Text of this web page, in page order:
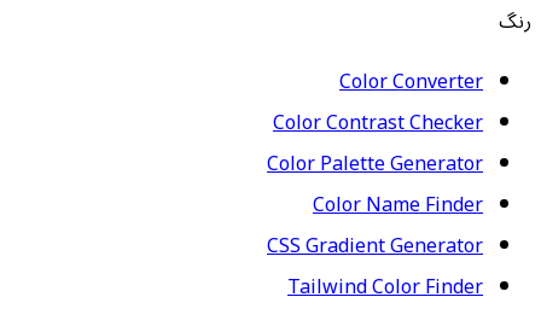
رنگ
Color Converter
Color Contrast Checker
Color Palette Generator
Color Name Finder
CSS Gradient Generator
Tailwind Color Finder